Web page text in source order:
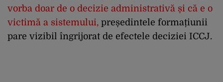
vorba doar de o decizie administrativă și că e o
victimă a sistemului, președintele formațiunii
pare vizibil îngrijorat de efectele deciziei ICCJ.